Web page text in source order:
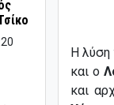
Η λύση
και ο
και